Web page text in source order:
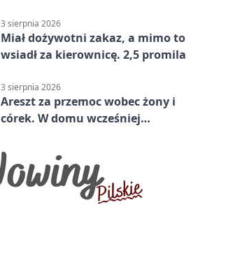
3 sierpnia 2026
Miał dożywotni zakaz, a mimo to
wsiadł za kierownicę. 2,5 promila
3 sierpnia 2026
Areszt za przemoc wobec żony i
córek. W domu wcześniej